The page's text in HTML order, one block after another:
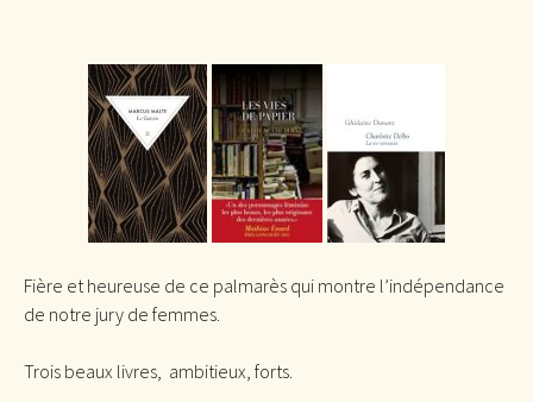
Fière et heureuse de ce palmarès qui montre l’indépendance
de notre jury de femmes.
Trois beaux livres, ambitieux, forts.